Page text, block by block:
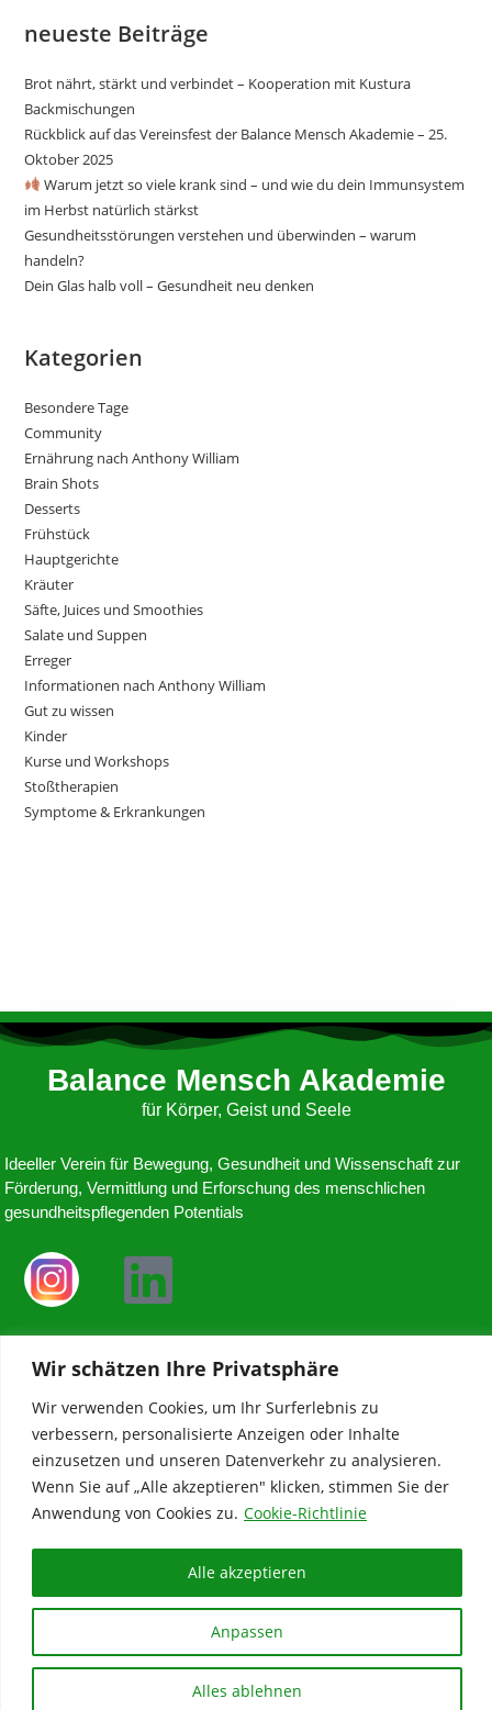
Wir schätzen Ihre Privatsphäre
Wir verwenden Cookies, um Ihr Surferlebnis zu
verbessern, personalisierte Anzeigen oder Inhalte
einzusetzen und unseren Datenverkehr zu analysieren.
Wenn Sie auf „Alle akzeptieren" klicken, stimmen Sie der
Anwendung von Cookies zu. Cookie-Richtlinie
Anpassen
Alles ablehnen
Alle akzeptieren
neueste Beiträge
Brot nährt, stärkt und verbindet – Kooperation mit Kustura
Backmischungen
Rückblick auf das Vereinsfest der Balance Mensch Akademie – 25.
Oktober 2025
Warum jetzt so viele krank sind – und wie du dein Immunsystem
im Herbst natürlich stärkst
Gesundheitsstörungen verstehen und überwinden – warum
handeln?
Dein Glas halb voll – Gesundheit neu denken
Kategorien
Besondere Tage
Community
Ernährung nach Anthony William
Brain Shots
Desserts
Frühstück
Hauptgerichte
Kräuter
Säfte, Juices und Smoothies
Salate und Suppen
Erreger
Informationen nach Anthony William
Gut zu wissen
Kinder
Kurse und Workshops
Stoßtherapien
Symptome & Erkrankungen
Balance Mensch Akademie
für Körper, Geist und Seele
Ideeller Verein für Bewegung, Gesundheit und Wissenschaft zur
Förderung, Vermittlung und Erforschung des menschlichen
gesundheitspflegenden Potentials
A-5760 Saalfelden
ZVR: 1276897818
akademie@balancemensch.at